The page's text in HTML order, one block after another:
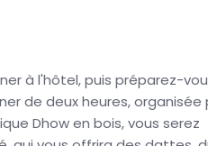
bordent la Marina.
que ce soit en prenant
brise douce.
sites célèbres tels que le
qui symbolisent le luxe et
à l'hôtel, puis préparez-
de deux heures, organisée
Dhow en bois, vous serez